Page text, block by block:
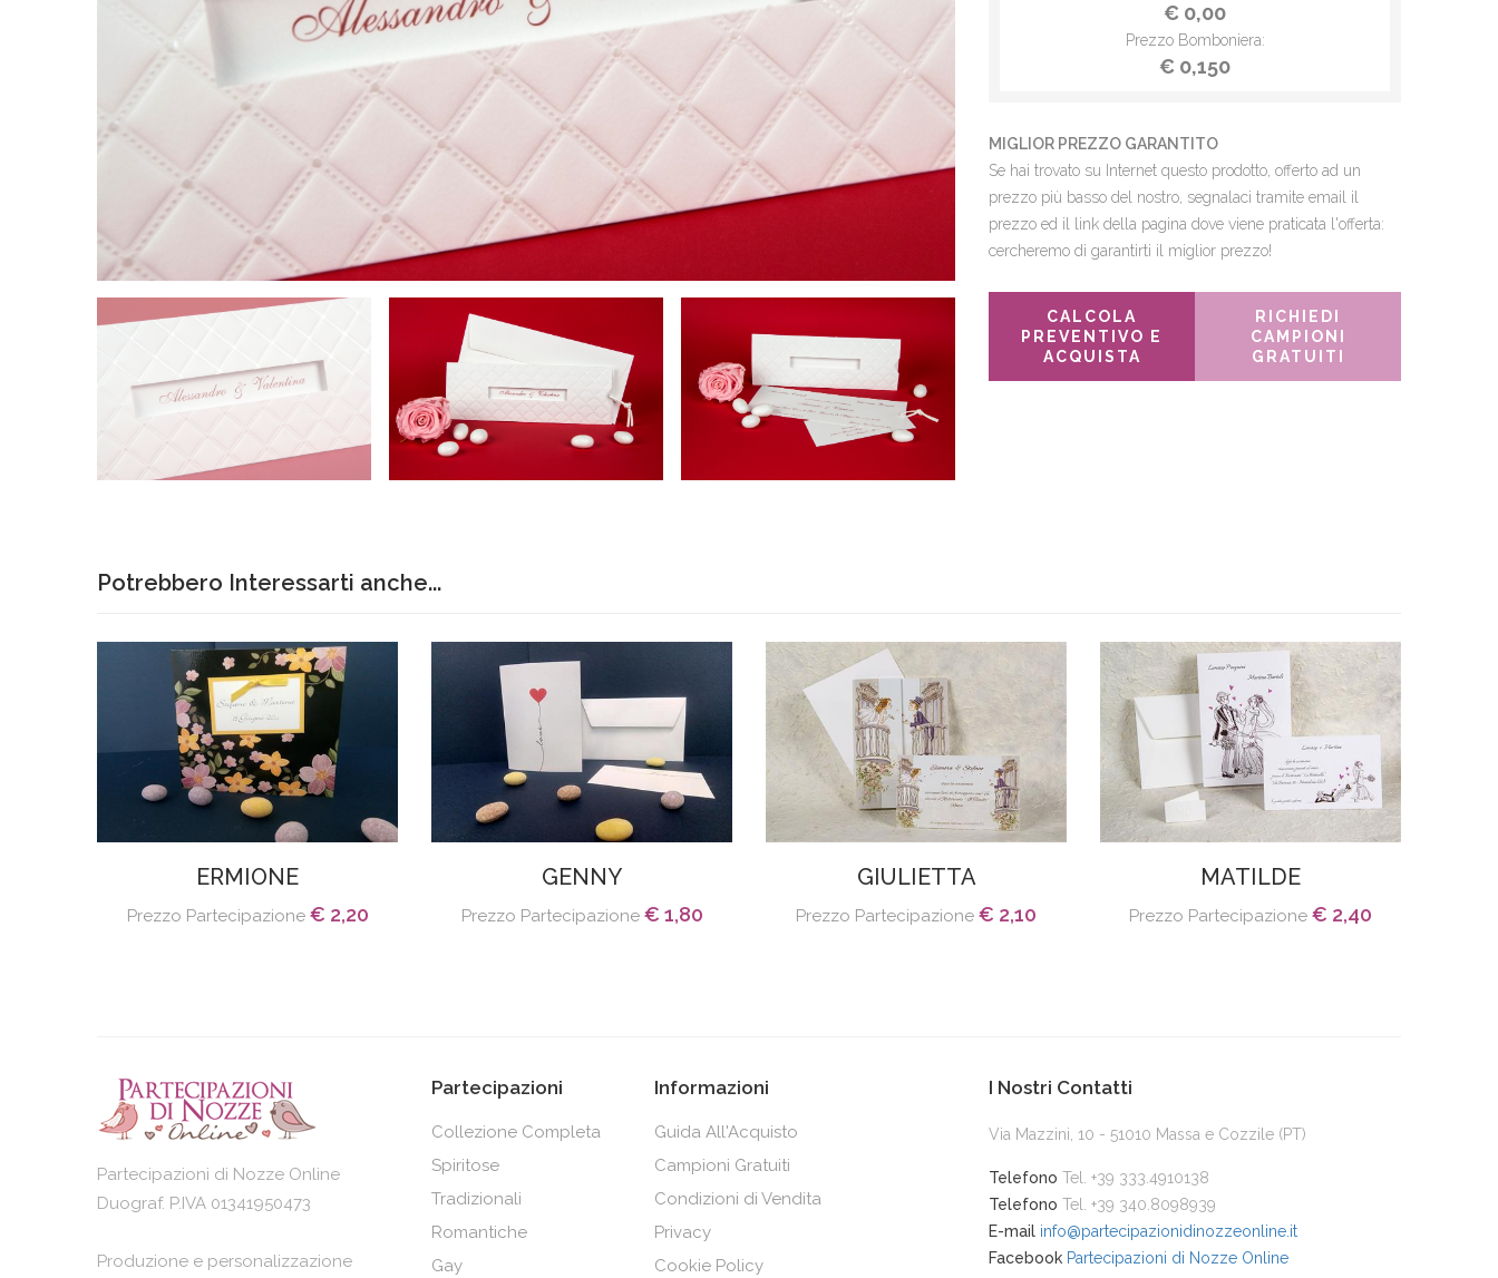
€ 0,00
Prezzo Bomboniera:
€ 0,150
MIGLIOR PREZZO GARANTITO
Se hai trovato su Internet questo prodotto, offerto ad un
prezzo più basso del nostro, segnalaci tramite email il
prezzo ed il link della pagina dove viene praticata l'offerta:
cercheremo di garantirti il miglior prezzo!
CALCOLA
PREVENTIVO E
ACQUISTA
RICHIEDI
CAMPIONI
GRATUITI
Potrebbero Interessarti anche...
ERMIONE
Prezzo Partecipazione € 2,20
GENNY
Prezzo Partecipazione € 1,80
GIULIETTA
Prezzo Partecipazione € 2,10
MATILDE
Prezzo Partecipazione € 2,40
Partecipazioni di Nozze Online
Duograf. P.IVA 01341950473
Produzione e personalizzazione
Partecipazioni
Collezione Completa
Spiritose
Tradizionali
Romantiche
Gay
Informazioni
Guida All'Acquisto
Campioni Gratuiti
Condizioni di Vendita
Privacy
Cookie Policy
I Nostri Contatti
Via Mazzini, 10 - 51010 Massa e Cozzile (PT)
Telefono Tel. +39 333.4910138
Telefono Tel. +39 340.8098939
E-mail info@partecipazionidinozzeonline.it
Facebook Partecipazioni di Nozze Online